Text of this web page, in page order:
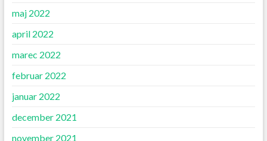
maj 2022
april 2022
marec 2022
februar 2022
januar 2022
december 2021
november 2021